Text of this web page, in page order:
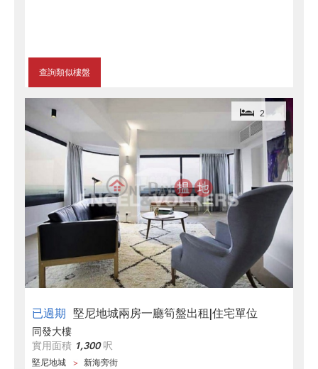
查詢類似樓盤
已過期 堅尼地城兩房一廳筍盤出租|住宅單位
2
同發大樓
實用面積 1,300呎
堅尼地城 新海旁街